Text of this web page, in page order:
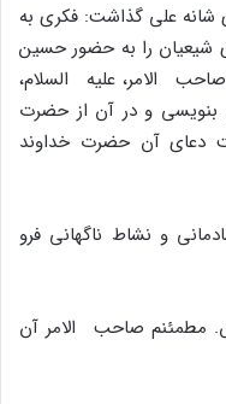
على گذاشت: فکرى به
شیعیان را به حضور حسین
الامر، علیه السلام،
و در آن از حضرت
دعاى آن حضرت خداوند
و نشاط ناگهانى فرو
مطمئنم صاحب الامر آن